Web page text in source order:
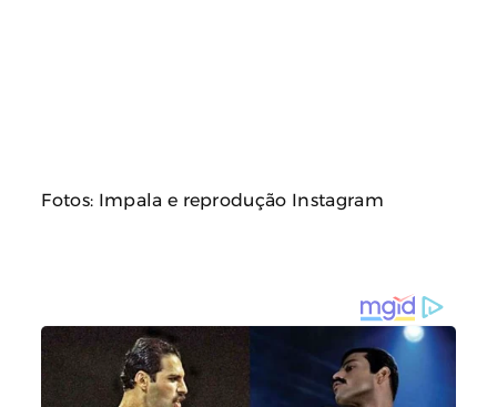
Fotos: Impala e reprodução Instagram